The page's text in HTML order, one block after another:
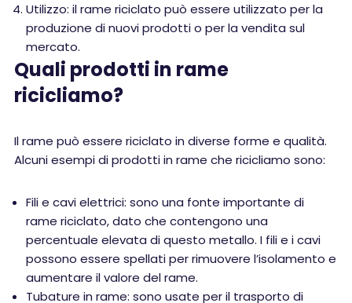
Utilizzo: il rame riciclato può essere utilizzato per la
produzione di nuovi prodotti o per la vendita sul
mercato.
Quali prodotti in rame
ricicliamo?
Il rame può essere riciclato in diverse forme e qualità.
Alcuni esempi di prodotti in rame che ricicliamo sono:
Fili e cavi elettrici: sono una fonte importante di
rame riciclato, dato che contengono una
percentuale elevata di questo metallo. I fili e i cavi
possono essere spellati per rimuovere l’isolamento e
aumentare il valore del rame.
Tubature in rame: sono usate per il trasporto di